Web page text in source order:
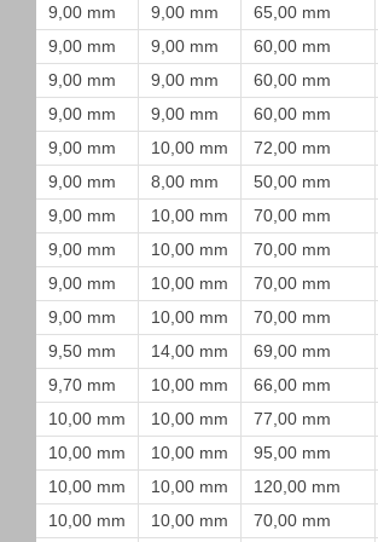
9,00 mm
9,00 mm 65,00 mm
9,00 mm
9,00 mm 60,00 mm
9,00 mm
9,00 mm 60,00 mm
9,00 mm
9,00 mm 60,00 mm
9,00 mm
10,00 mm 72,00 mm
9,00 mm
8,00 mm 50,00 mm
9,00 mm
10,00 mm 70,00 mm
9,00 mm
10,00 mm 70,00 mm
9,00 mm
10,00 mm 70,00 mm
9,00 mm
10,00 mm 70,00 mm
9,50 mm
14,00 mm 69,00 mm
9,70 mm
10,00 mm 66,00 mm
10,00 mm
10,00 mm 77,00 mm
10,00 mm
10,00 mm 95,00 mm
10,00 mm
10,00 mm 120,00 mm
10,00 mm
10,00 mm 70,00 mm